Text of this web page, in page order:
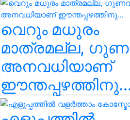
വെറും മധുരം
മാത്രമല്ല,
അനവധിയാണ്